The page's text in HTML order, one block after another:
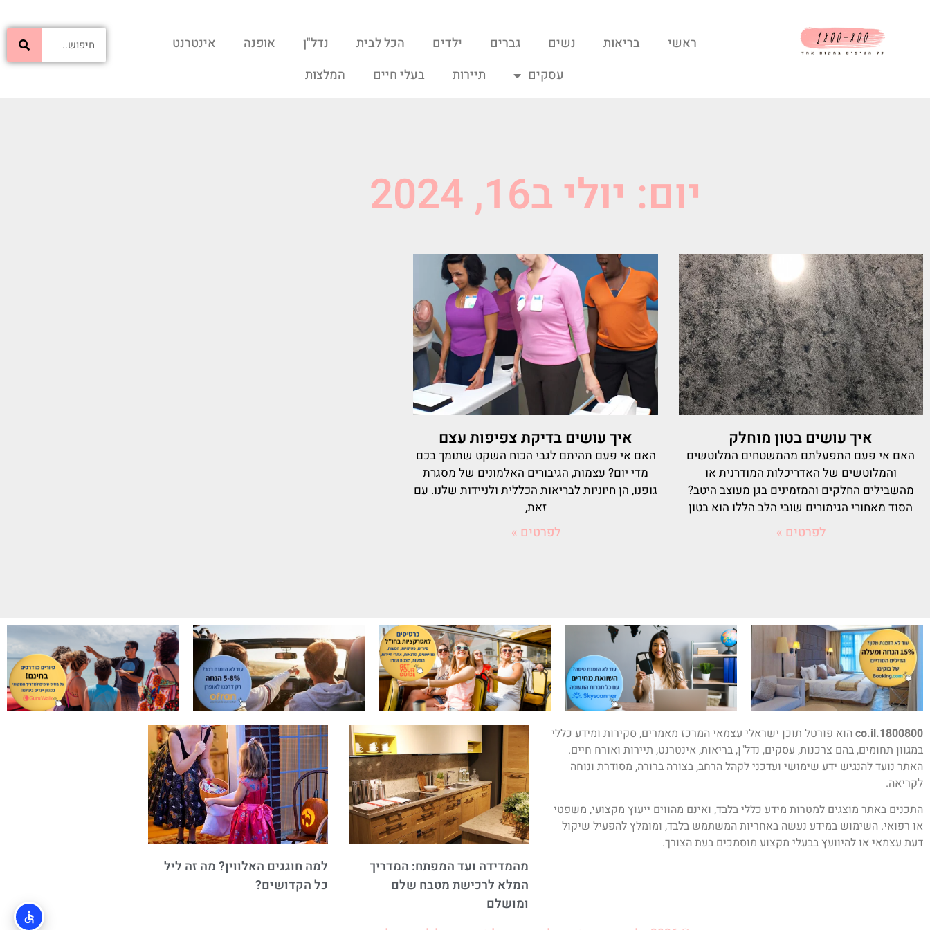
ראשי בריאות נשים גברים ילדים הכל לבית נדל"ן אופנה
אינטרנט
עסקים
תיירות בעלי חיים המלצות
יום: יולי ב16, 2024
איך עושים בטון מוחלק
האם אי פעם התפעלתם מהמשטחים המלוטשים
והמלוטשים של האדריכלות המודרנית או
מהשבילים החלקים והמזמינים בגן מעוצב היטב?
הסוד מאחורי הגימורים שובי הלב הללו הוא בטון
לפרטים »
איך עושים בדיקת צפיפות עצם
האם אי פעם תהיתם לגבי הכוח השקט שתומך בכם
מדי יום? עצמות, הגיבורים האלמונים של מסגרת
גופנו, הן חיוניות לבריאות הכללית ולניידות שלנו. עם
זאת,
לפרטים »
1800800.co.il
הוא פורטל תוכן ישראלי עצמאי המרכז מאמרים, סקירות ומידע כללי
במגוון תחומים, בהם צרכנות, עסקים, נדל"ן, בריאות, אינטרנט, תיירות ואורח חיים.
האתר נועד להנגיש ידע שימושי ועדכני לקהל הרחב, בצורה ברורה, מסודרת ונוחה
לקריאה.
התכנים באתר מוצגים למטרות מידע כללי בלבד, ואינם מהווים ייעוץ מקצועי, משפטי
או רפואי. השימוש במידע נעשה באחריות המשתמש בלבד, ומומלץ להפעיל שיקול
דעת עצמאי או להיוועץ בבעלי מקצוע מוסמכים בעת הצורך.
מהמדידה ועד המפתח: המדריך
המלא לרכישת מטבח שלם
ומושלם
למה חוגגים האלווין? מה זה ליל
כל הקדושים?